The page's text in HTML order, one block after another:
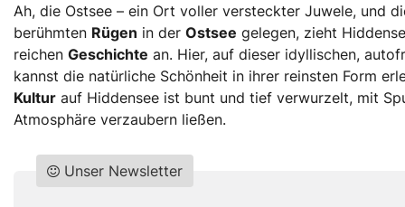
Ah, die Ostsee – ein Ort voller versteckter Juwele, und
berühmten Rügen in der Ostsee gelegen, zieht
reichen Geschichte an. Hier, auf dieser idyllischen,
kannst die natürliche Schönheit in ihrer reinsten Form
Kultur auf Hiddensee ist bunt und tief verwurzelt, mit
Atmosphäre verzaubern ließen.
Unser Newsletter